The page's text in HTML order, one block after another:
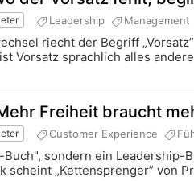
Leadership Management
riecht der Begriff
Vorsatz sprachlich alles
Freiheit braucht
Customer Experience
sondern ein Leadership-
„Kettensprenger” von